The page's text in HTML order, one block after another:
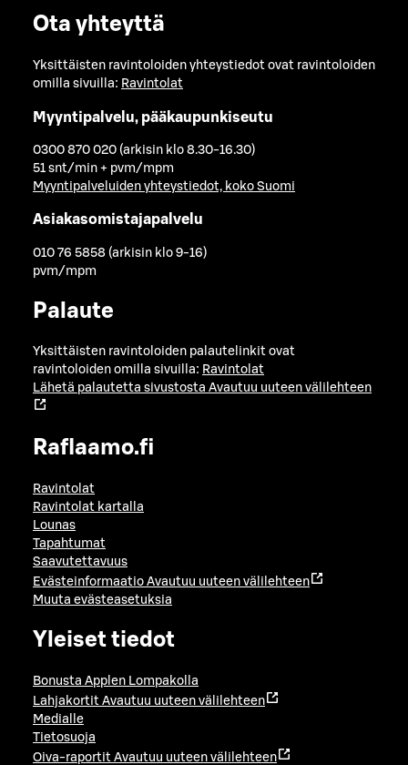
Ota yhteyttä
Yksittäisten ravintoloiden yhteystiedot ovat ravintoloiden
omilla sivuilla: Ravintolat
Myyntipalvelu, pääkaupunkiseutu
0300 870 020 (arkisin klo 8.30-16.30)
51 snt/min + pvm/mpm
Myyntipalveluiden yhteystiedot, koko Suomi
Asiakasomistajapalvelu
010 76 5858 (arkisin klo 9-16)
pvm/mpm
Palaute
Yksittäisten ravintoloiden palautelinkit ovat
ravintoloiden omilla sivuilla: Ravintolat
Lähetä palautetta sivustosta Avautuu uuteen välilehteen
Raflaamo.fi
Ravintolat
Ravintolat kartalla
Lounas
Tapahtumat
Saavutettavuus
Evästeinformaatio Avautuu uuteen välilehteen
Muuta evästeasetuksia
Yleiset tiedot
Bonusta Applen Lompakolla
Lahjakortit Avautuu uuteen välilehteen
Medialle
Tietosuoja
Oiva-raportit Avautuu uuteen välilehteen